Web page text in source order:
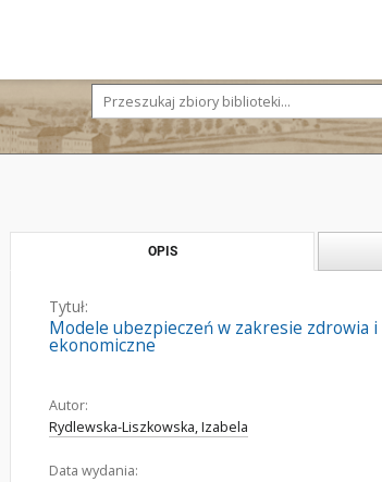
OPIS
Tytuł:
Modele ubezpieczeń w zakresie zdrowia
ekonomiczne
Autor:
Rydlewska-Liszkowska, Izabela
Data wydania: